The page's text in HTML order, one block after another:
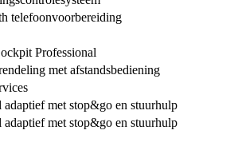
telefoonvoorbereiding
Professional
met afstandsbediening
adaptief met stop&go en stuurhulp
adaptief met stop&go en stuurhulp